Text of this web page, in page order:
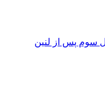
سوم پس از لنين